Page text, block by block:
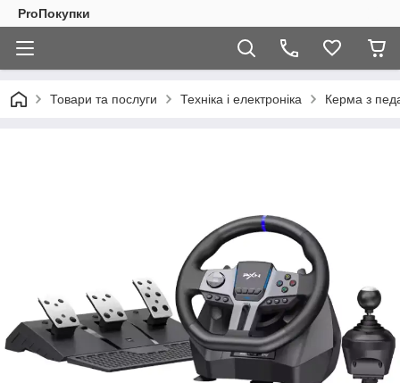
ProПокупки
Товари та послуги Техніка і електроніка Керма з